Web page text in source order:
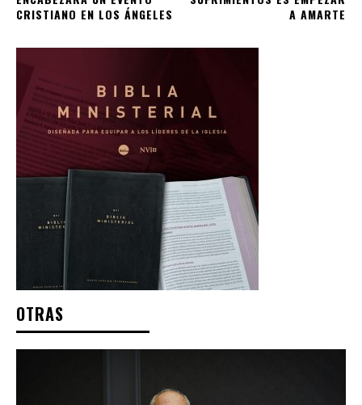
CRISTIANO EN LOS ÁNGELES
A AMARTE
OTRAS